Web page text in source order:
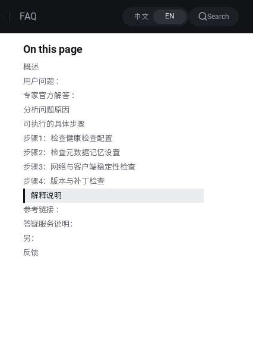
FAQ Search
On this page
概述
用户问题 ：
专家官方解答 ：
分析问题原因
可执行的具体步骤
步骤1：检查健康检查配置
步骤2：检查元数据记忆设置
步骤3：网络与客户端稳定性检查
步骤4：版本与补丁检查
解释说明
参考链接 ：
答疑服务说明：
另：
反馈